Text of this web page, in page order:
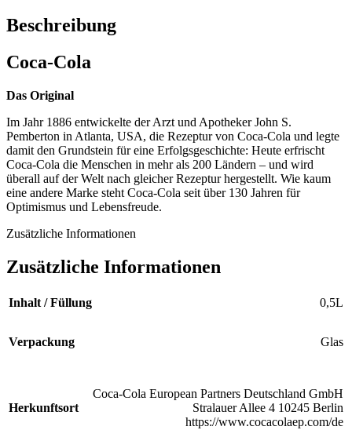
Beschreibung
Coca‑Cola
Das Original
Im Jahr 1886 entwickelte der Arzt und Apotheker John S.
Pemberton in Atlanta, USA, die Rezeptur von Coca‑Cola und legte
damit den Grundstein für eine Erfolgsgeschichte: Heute erfrischt
Coca‑Cola die Menschen in mehr als 200 Ländern – und wird
überall auf der Welt nach gleicher Rezeptur hergestellt. Wie kaum
eine andere Marke steht Coca‑Cola seit über 130 Jahren für
Optimismus und Lebensfreude.
Zusätzliche Informationen
Zusätzliche Informationen
Inhalt / Füllung 0,5L
Verpackung Glas
Herkunftsort
Coca-Cola European Partners Deutschland GmbH
Stralauer Allee 4 10245 Berlin
https://www.cocacolaep.com/de